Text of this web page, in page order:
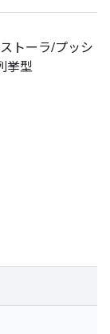
トーラ/プッシ
挙型